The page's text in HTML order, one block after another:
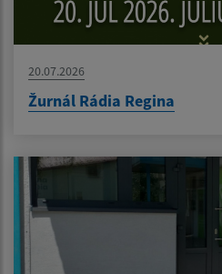
20.07.2026
Žurnál Rádia Regina